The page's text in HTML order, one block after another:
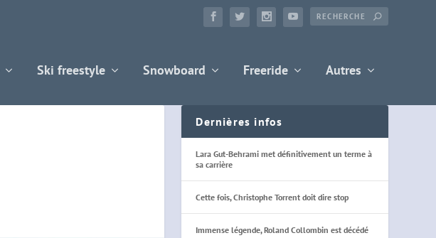
Ski freestyle Snowboard Freeride Autres
Dernières infos
Lara Gut-Behrami met définitivement un terme à
sa carrière
Cette fois, Christophe Torrent doit dire stop
Immense légende, Roland Collombin est décédé